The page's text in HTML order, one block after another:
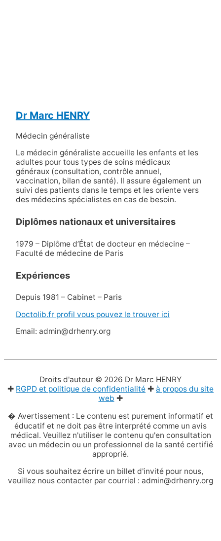
Dr Marc HENRY
Médecin généraliste
Le médecin généraliste accueille les enfants et les
adultes pour tous types de soins médicaux
généraux (consultation, contrôle annuel,
vaccination, bilan de santé). Il assure également un
suivi des patients dans le temps et les oriente vers
des médecins spécialistes en cas de besoin.
Diplômes nationaux et universitaires
1979 – Diplôme d’État de docteur en médecine –
Faculté de médecine de Paris
Expériences
Depuis 1981 – Cabinet – Paris
Doctolib.fr profil vous pouvez le trouver ici
Email: admin@drhenry.org
Droits d'auteur © 2026 Dr Marc HENRY
✚ RGPD et politique de confidentialité ✚ à propos du site
web ✚
� Avertissement : Le contenu est purement informatif et
éducatif et ne doit pas être interprété comme un avis
médical. Veuillez n'utiliser le contenu qu'en consultation
avec un médecin ou un professionnel de la santé certifié
approprié.
Si vous souhaitez écrire un billet d'invité pour nous,
veuillez nous contacter par courriel : admin@drhenry.org